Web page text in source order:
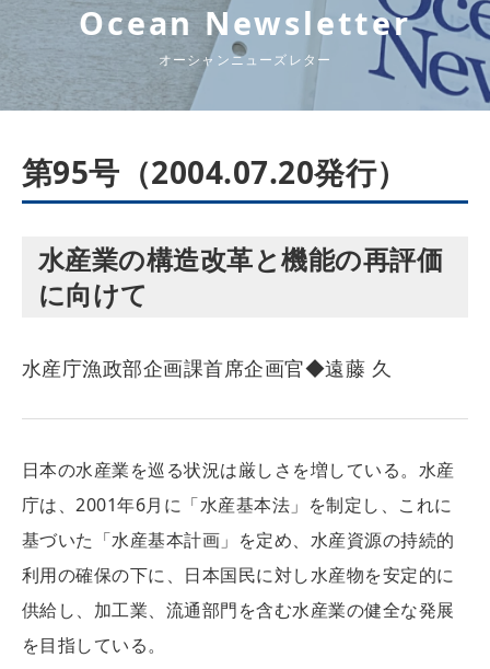
Ocean Newsletter
オーシャンニューズレター
第95号（2004.07.20発行）
水産業の構造改革と機能の再評価
に向けて
水産庁漁政部企画課首席企画官◆遠藤 久
日本の水産業を巡る状況は厳しさを増している。水産
庁は、2001年6月に「水産基本法」を制定し、これに
基づいた「水産基本計画」を定め、水産資源の持続的
利用の確保の下に、日本国民に対し水産物を安定的に
供給し、加工業、流通部門を含む水産業の健全な発展
を目指している。